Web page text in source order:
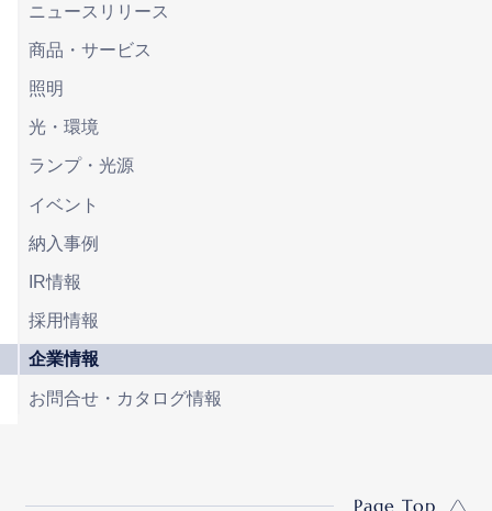
ニュースリリース
商品・サービス
照明
光・環境
ランプ・光源
イベント
納入事例
IR情報
採用情報
企業情報
お問合せ・カタログ情報
Page Top